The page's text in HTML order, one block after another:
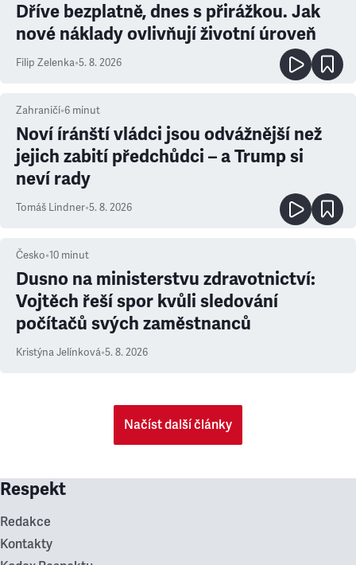
Dříve bezplatně, dnes s přirážkou. Jak
nové náklady ovlivňují životní úroveň
Filip Zelenka•5. 8. 2026
Zahraničí•6 minut
Noví íránští vládci jsou odvážnější než
jejich zabití předchůdci – a Trump si
neví rady
Tomáš Lindner•5. 8. 2026
Česko•10 minut
Dusno na ministerstvu zdravotnictví:
Vojtěch řeší spor kvůli sledování
počítačů svých zaměstnanců
Kristýna Jelínková•5. 8. 2026
Načíst další články
Respekt
Redakce
Kontakty